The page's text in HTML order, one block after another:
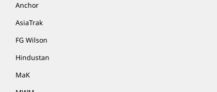
Anchor
AsiaTrak
FG Wilson
Hindustan
MaK